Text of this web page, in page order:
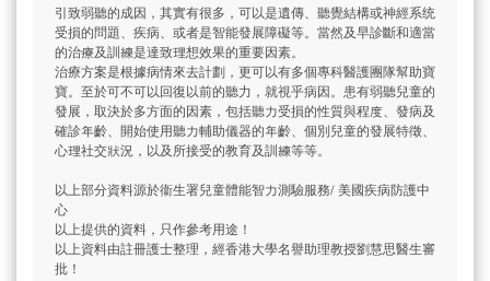
引致弱聽的成因，其實有很多，可以是遺傳、聽覺結構或神經系统
受損的問題、疾病、或者是智能發展障礙等。當然及早診斷和適當
的治療及訓練是達致理想效果的重要因素。
治療方案是根據病情來去計劃，更可以有多個專科醫護團隊幫助寶
寶。至於可不可以回復以前的聽力，就視乎病因。患有弱聽兒童的
發展，取決於多方面的因素，包括聽力受損的性質與程度、發病及
確診年齡、開始使用聽力輔助儀器的年齡、個別兒童的發展特徵、
心理社交狀況，以及所接受的教育及訓練等等。
以上部分資料源於衞生署兒童體能智力測驗服務/ 美國疾病防護中
心
以上提供的資料，只作參考用途！
以上資料由註冊護士整理，經香港大學名譽助理教授劉慧思醫生審
批！